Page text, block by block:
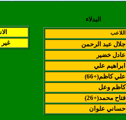
البدلاء
اللاعب
جلال عبد الرحمن
عادل خضير
ابراهيم علي
(علي كاظم(+66
كاظم وعل
(فتاح محمد(+26
حساني علوان